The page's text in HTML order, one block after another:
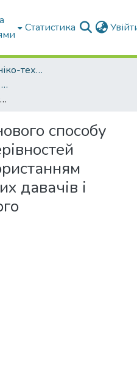
Статистика
Факультет Механіко-технологічний
Кафедра Експлуатації та технічного сервісу машин
Оцінка точності нового способу профілювання нерівностей агрофонів із використанням потенціометричних давачів і аналого-цифрового перетворювача
способу
давачів і